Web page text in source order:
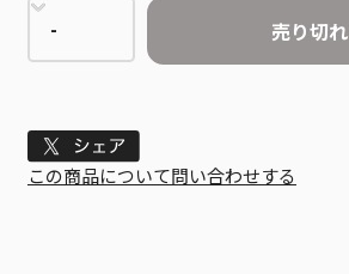
売り切れ
Tweet
この商品について問い合わせする